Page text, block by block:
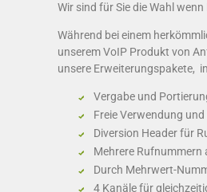
Wir sind für Sie die Wahl
Während bei einem
unserem VoIP Produkt von
unsere Erweiterungspakete,
Vergabe und
Freie Verwendung
Diversion Header für
Mehrere Rufnummern
Durch Mehrwert-
4 Kanäle für